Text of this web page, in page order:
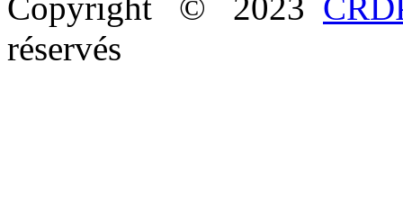
Copyright © 2023
réservés